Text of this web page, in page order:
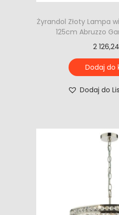
Żyrandol Złoty Lampa
125cm Abruzzo
2 126,24
Dodaj do
Dodaj do